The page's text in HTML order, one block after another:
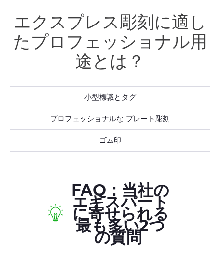
エクスプレス彫刻に適し
たプロフェッショナル用
途とは？
小型標識とタグ
プロフェッショナルな プレート彫刻
ゴム印
FAQ：当社の
エキスパート
に寄せられる
最も多い2つ
の質問